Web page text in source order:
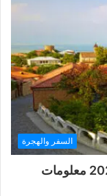
السفر والهجرة
السياحة في جورجيا .. الدليل الكامل 2022 معلومات